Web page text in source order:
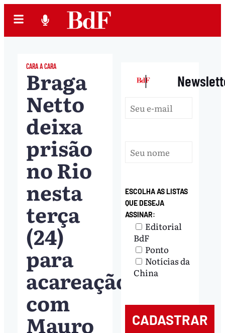
CARA A CARA
Braga
Netto
deixa
prisão
no Rio
nesta
terça
(24)
para
acareação
com
Mauro
|
ESCOLHA AS LISTAS
QUE DESEJA
ASSINAR:
Editorial
BdF
Ponto
Notícias da
China